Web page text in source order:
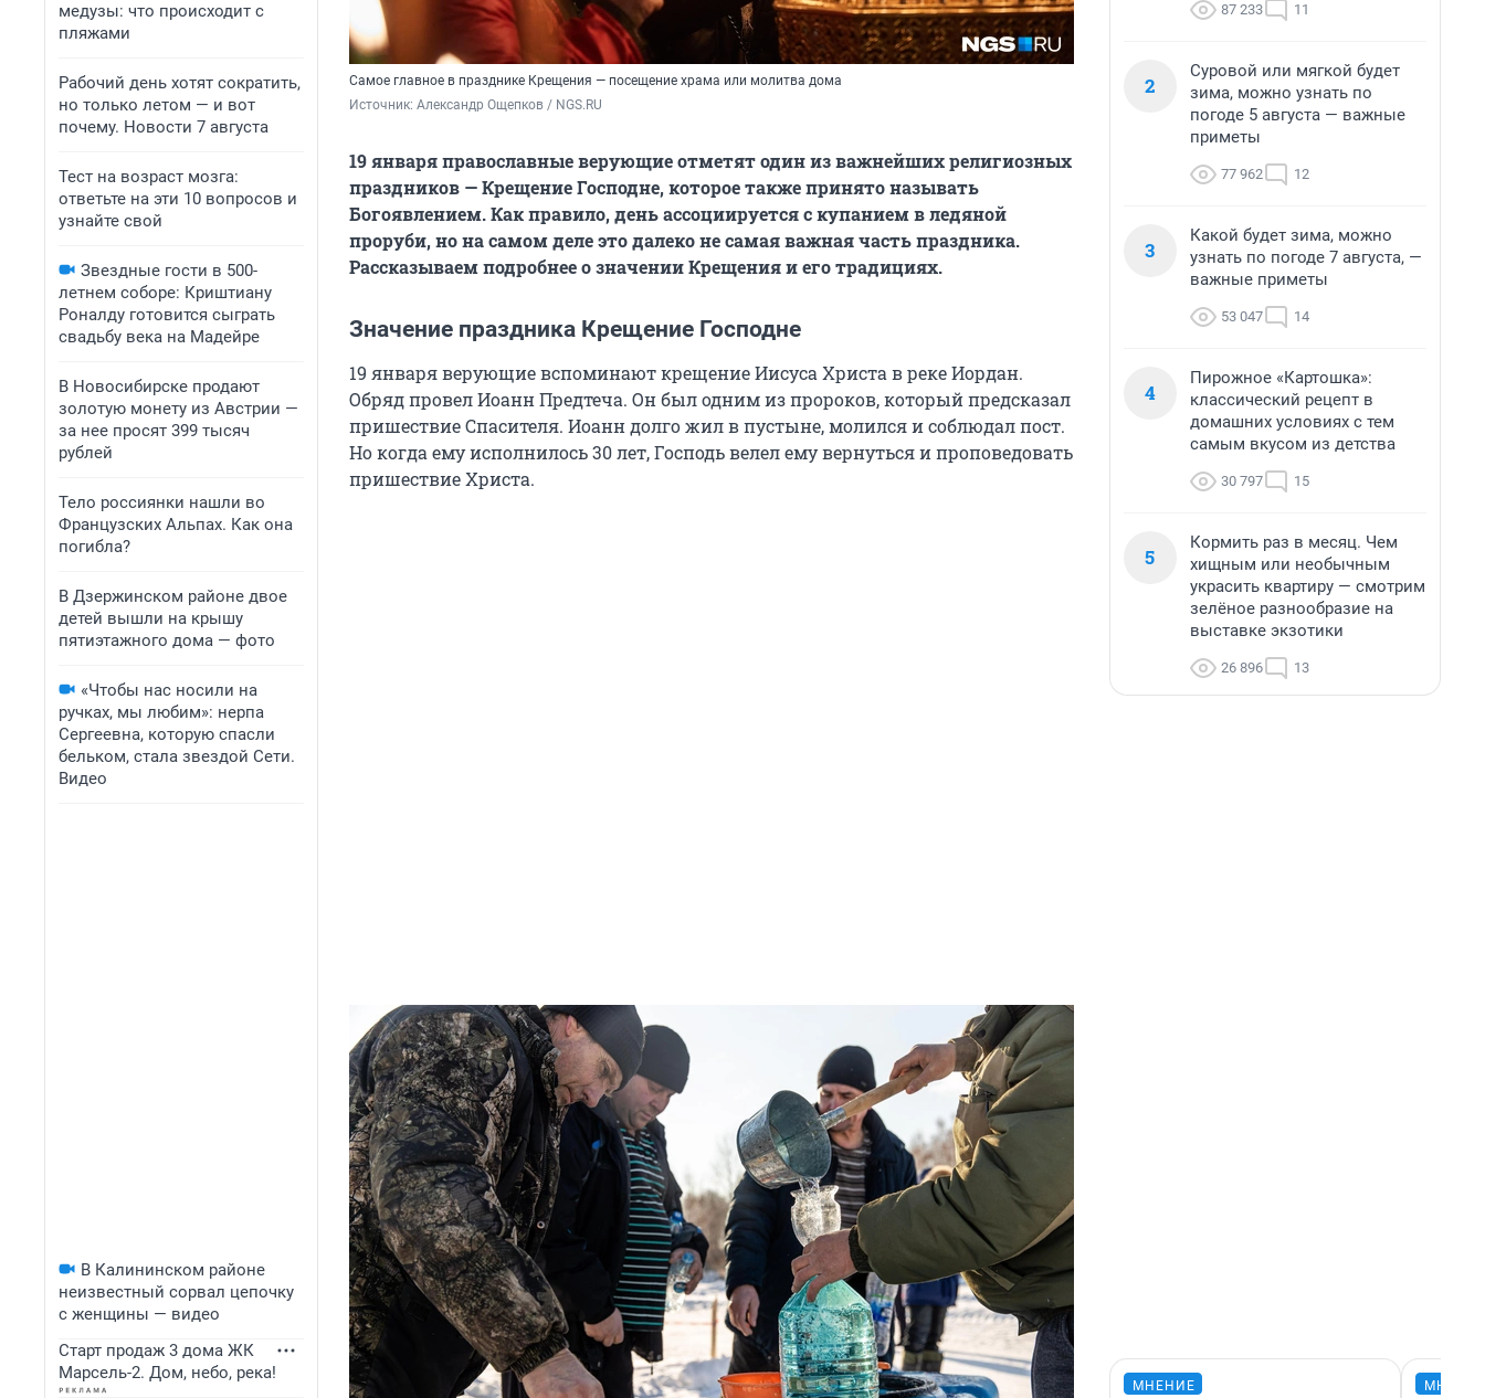
медузы: что происходит с
пляжами
Рабочий день хотят сократить,
но только летом — и вот
почему. Новости 7 августа
Тест на возраст мозга:
ответьте на эти 10 вопросов и
узнайте свой
Звездные гости в 500-
летнем соборе: Криштиану
Роналду готовится сыграть
свадьбу века на Мадейре
В Новосибирске продают
золотую монету из Австрии —
за нее просят 399 тысяч
рублей
Тело россиянки нашли во
Французских Альпах. Как она
погибла?
В Дзержинском районе двое
детей вышли на крышу
пятиэтажного дома — фото
«Чтобы нас носили на
ручках, мы любим»: нерпа
Сергеевна, которую спасли
бельком, стала звездой Сети.
Видео
В Калининском районе
неизвестный сорвал цепочку
с женщины — видео
Старт продаж 3 дома ЖК
Марсель-2. Дом, небо, река!
Самое главное в празднике Крещения — посещение храма или молитва дома
Источник: Александр Ощепков / NGS.RU
19 января православные верующие отметят один из важнейших религиозных
праздников — Крещение Господне, которое также принято называть
Богоявлением. Как правило, день ассоциируется с купанием в ледяной
проруби, но на самом деле это далеко не самая важная часть праздника.
Рассказываем подробнее о значении Крещения и его традициях.
Значение праздника Крещение Господне
19 января верующие вспоминают крещение Иисуса Христа в реке Иордан.
Обряд провел Иоанн Предтеча. Он был одним из пророков, который предсказал
пришествие Спасителя. Иоанн долго жил в пустыне, молился и соблюдал пост.
Но когда ему исполнилось 30 лет, Господь велел ему вернуться и проповедовать
пришествие Христа.
87 233 11
2
Суровой или мягкой будет
зима, можно узнать по
погоде 5 августа — важные
приметы
77 962 12
3
Какой будет зима, можно
узнать по погоде 7 августа, —
важные приметы
53 047 14
4
Пирожное «Картошка»:
классический рецепт в
домашних условиях с тем
самым вкусом из детства
30 797 15
5
Кормить раз в месяц. Чем
хищным или необычным
украсить квартиру — смотрим
зелёное разнообразие на
выставке экзотики
26 896 13
МНЕНИЕ